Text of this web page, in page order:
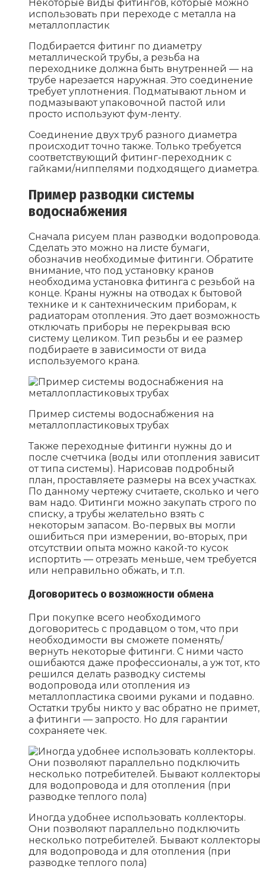
Некоторые виды фитингов, которые можно
использовать при переходе с металла на
металлопластик
Подбирается фитинг по диаметру
металлической трубы, а резьба на
переходнике должна быть внутренней — на
трубе нарезается наружная. Это соединение
требует уплотнения. Подматывают льном и
подмазывают упаковочной пастой или
просто используют фум-ленту.
Соединение двух труб разного диаметра
происходит точно также. Только требуется
соответствующий фитинг-переходник с
гайками/ниппелями подходящего диаметра.
Пример разводки системы
водоснабжения
Сначала рисуем план разводки водопровода.
Сделать это можно на листе бумаги,
обозначив необходимые фитинги. Обратите
внимание, что под установку кранов
необходима установка фитинга с резьбой на
конце. Краны нужны на отводах к бытовой
технике и к сантехническим приборам, к
радиаторам отопления. Это дает возможность
отключать приборы не перекрывая всю
систему целиком. Тип резьбы и ее размер
подбираете в зависимости от вида
используемого крана.
Пример системы водоснабжения на
металлопластиковых трубах
Также переходные фитинги нужны до и
после счетчика (воды или отопления зависит
от типа системы). Нарисовав подробный
план, проставляете размеры на всех участках.
По данному чертежу считаете, сколько и чего
вам надо. Фитинги можно закупать строго по
списку, а трубы желательно взять с
некоторым запасом. Во-первых вы могли
ошибиться при измерении, во-вторых, при
отсутствии опыта можно какой-то кусок
испортить — отрезать меньше, чем требуется
или неправильно обжать, и т.п.
Договоритесь о возможности обмена
При покупке всего необходимого
договоритесь с продавцом о том, что при
необходимости вы сможете поменять/
вернуть некоторые фитинги. С ними часто
ошибаются даже профессионалы, а уж тот, кто
решился делать разводку системы
водопровода или отопления из
металлопластика своими руками и подавно.
Остатки трубы никто у вас обратно не примет,
а фитинги — запросто. Но для гарантии
сохраняете чек.
Иногда удобнее использовать коллекторы.
Они позволяют параллельно подключить
несколько потребителей. Бывают коллекторы
для водопровода и для отопления (при
разводке теплого пола)